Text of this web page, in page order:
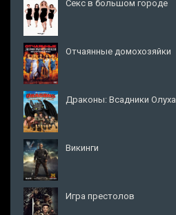
Секс в большом городе
Отчаянные домохозяйки
Драконы: Всадники Олуха
Викинги
Игра престолов